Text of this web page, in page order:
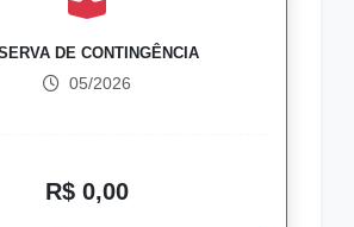
DE CONTINGÊNCIA
05/2026
R$ 0,00